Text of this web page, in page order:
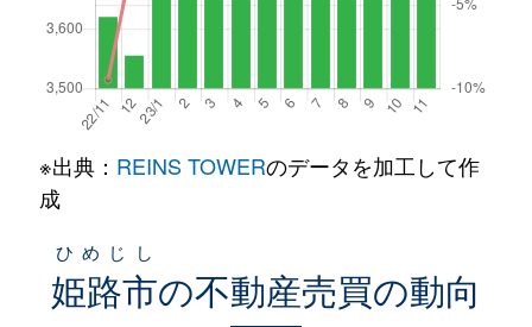
※出典： REINS TOWERのデータを加工して作
成
姫路市
ひめじし
の不動産売買の動向